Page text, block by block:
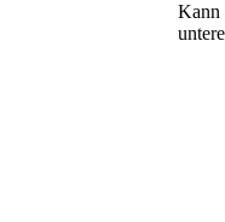
Kann